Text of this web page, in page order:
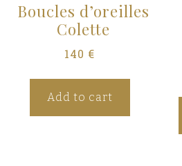
Boucles d’oreilles
Colette
140 €
Add to cart